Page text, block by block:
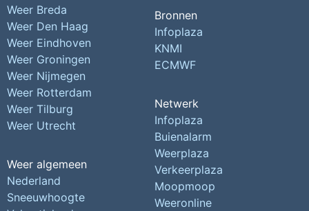
Weer Breda
Weer Den Haag
Weer Eindhoven
Weer Groningen
Weer Nijmegen
Weer Rotterdam
Weer Tilburg
Weer Utrecht
Weer algemeen
Nederland
Sneeuwhoogte
Bronnen
Infoplaza
KNMI
ECMWF
Netwerk
Infoplaza
Buienalarm
Weerplaza
Verkeerplaza
Moopmoop
Weeronline